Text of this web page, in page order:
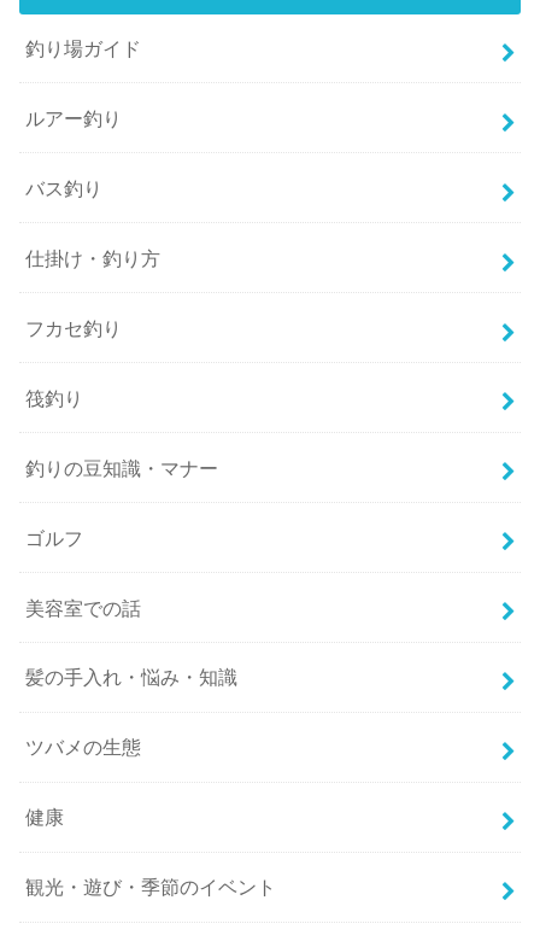
釣り場ガイド
ルアー釣り
バス釣り
仕掛け・釣り方
フカセ釣り
筏釣り
釣りの豆知識・マナー
ゴルフ
美容室での話
髪の手入れ・悩み・知識
ツバメの生態
健康
観光・遊び・季節のイベント